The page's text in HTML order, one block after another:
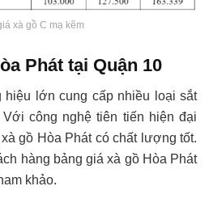
xà gồ C mạ kẽm
Phát tại Quận 10
hiệu lớn cung cấp nhiều loại sắt
công nghệ tiên tiến hiện đại
gồ Hòa Phát có chất lượng tốt.
hàng bảng giá xà gồ Hòa Phát
khảo.